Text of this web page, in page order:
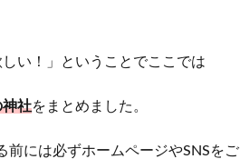
い！」ということでここでは
神社をまとめました。
には必ずホームページやSNSをご